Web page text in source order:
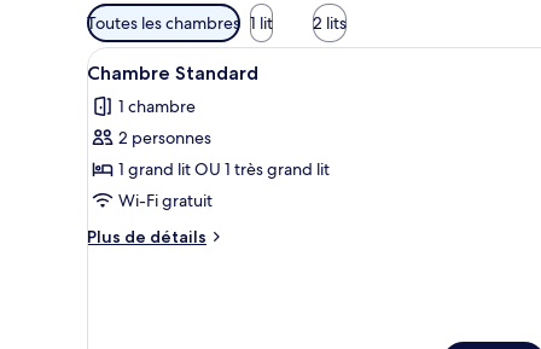
Filtres
disponibles
pour
les
chambres
Toutes les chambres 1 lit 2 lits
Afficher
toutes
les
photos
pour
ce
type
de
Un lit avec une literie et des
5
Chambre Standard
1 chambre
2 personnes
1 grand lit OU 1 très grand lit
Wi-Fi gratuit
Plus de détails
Plus